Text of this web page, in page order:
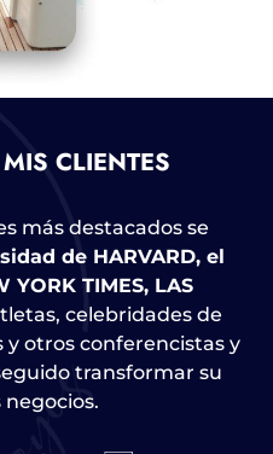
CLIENTES
más destacados se
de HARVARD, el
YORK TIMES, LAS
celebridades de
otros conferencistas y
transformar su
negocios.